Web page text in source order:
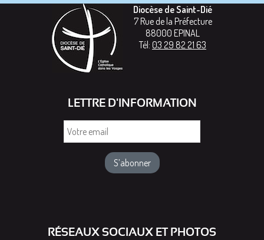
Diocèse de Saint-Dié
7 Rue de la Préfecture
88000 EPINAL
Tél: 03 29 82 21 63
LETTRE D'INFORMATION
RÉSEAUX SOCIAUX ET PHOTOS